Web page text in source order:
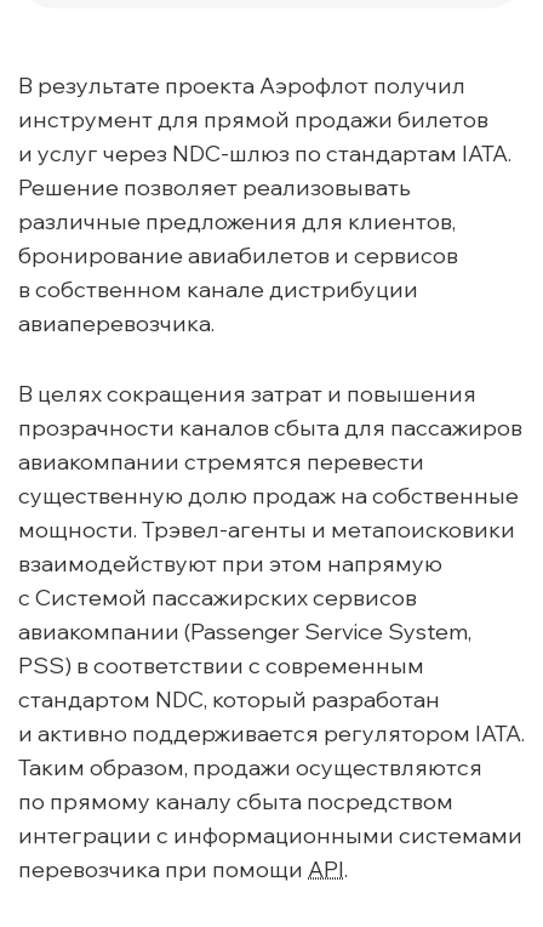
В результате проекта Аэрофлот получил
инструмент для прямой продажи билетов
и услуг через NDC-шлюз по стандартам IATA.
Решение позволяет реализовывать
различные предложения для клиентов,
бронирование авиабилетов и сервисов
в собственном канале дистрибуции
авиаперевозчика.
В целях сокращения затрат и повышения
прозрачности каналов сбыта для пассажиров
авиакомпании стремятся перевести
существенную долю продаж на собственные
мощности. Трэвел-агенты и метапоисковики
взаимодействуют при этом напрямую
с Системой пассажирских сервисов
авиакомпании (Passenger Service System,
PSS) в соответствии с современным
стандартом NDC, который разработан
и активно поддерживается регулятором IATA.
Таким образом, продажи осуществляются
по прямому каналу сбыта посредством
интеграции с информационными системами
перевозчика при помощи API.